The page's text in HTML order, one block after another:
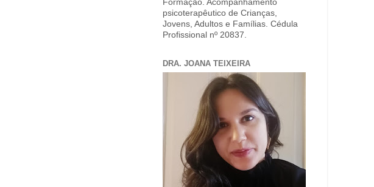
Formação. Acompanhamento
psicoterapêutico de Crianças,
Jovens, Adultos e Famílias. Cédula
Profissional nº 20837.
DRA. JOANA TEIXEIRA